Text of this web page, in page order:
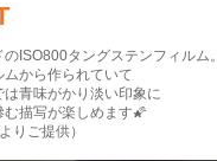
のISO800タングステンフィルム。
ムから作られていて
は青味がかり淡い印象に
む描写が楽しめます🌠
りご提供）